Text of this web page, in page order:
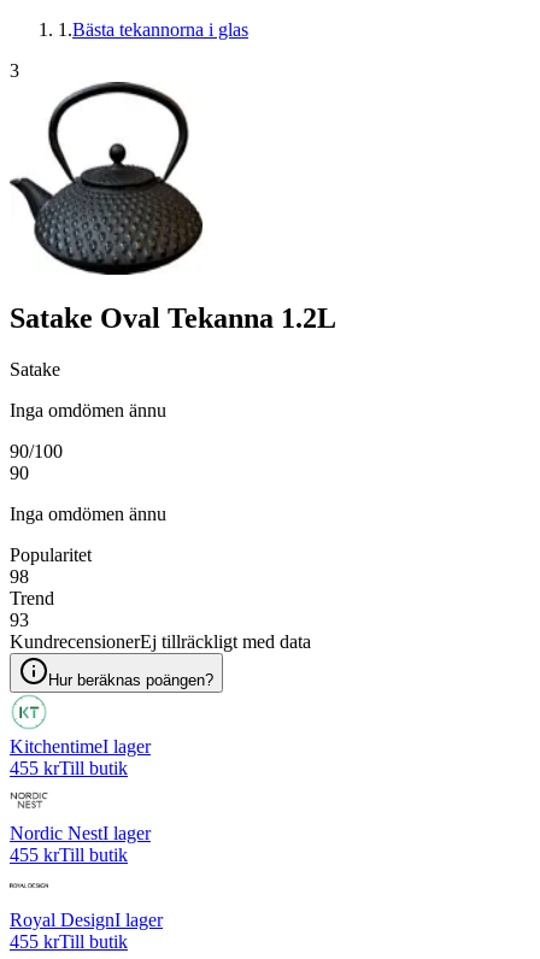
1 .Bästa tekannorna i glas
3
Satake Oval Tekanna 1.2L
Satake
Inga omdömen ännu
90/100
90
Inga omdömen ännu
Popularitet
98
Trend
93
KundrecensionerEj tillräckligt med data
Hur beräknas poängen?
KitchentimeI lager
455 krTill butik
Nordic NestI lager
455 krTill butik
Royal DesignI lager
455 krTill butik